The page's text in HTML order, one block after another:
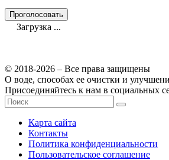
Загрузка ...
© 2018-2026 – Все права защищены
О воде, способах ее очистки и
Присоединяйтесь к нам в социальных
Карта сайта
Контакты
Политика конфиденциальности
Пользовательское соглашение